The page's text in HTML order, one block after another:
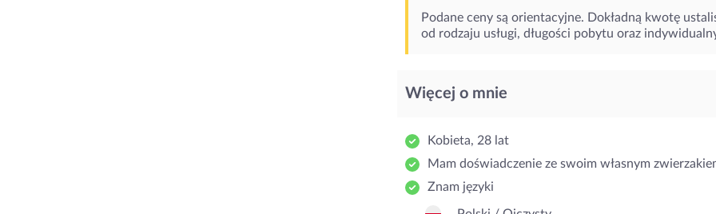
Podane ceny są orientacyjne. Dokładną kwotę
od rodzaju usługi, długości pobytu oraz
Więcej o mnie
Kobieta, 28 lat
Mam doświadczenie ze swoim własnym
Znam języki